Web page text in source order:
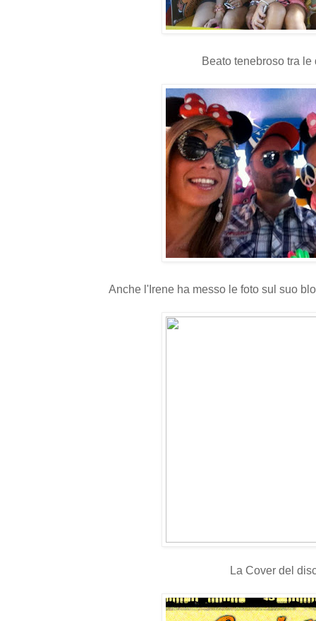
Beato tenebroso tra le
Anche l'Irene ha messo le foto sul suo
La Cover del